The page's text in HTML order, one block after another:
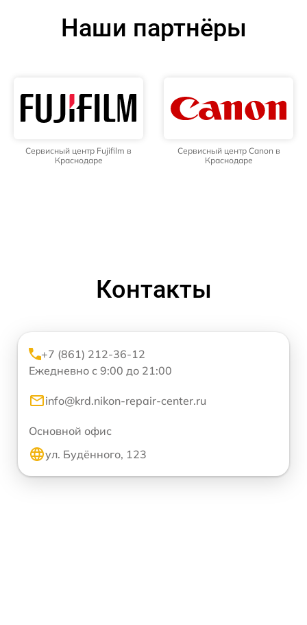
Наши партнёры
Сервисный центр Fujifilm в
Краснодаре
Сервисный центр Canon в
Краснодаре
Контакты
+7 (861) 212-36-12
Ежедневно с 9:00 до 21:00
info@krd.nikon-repair-center.ru
Основной офис
ул. Будённого, 123